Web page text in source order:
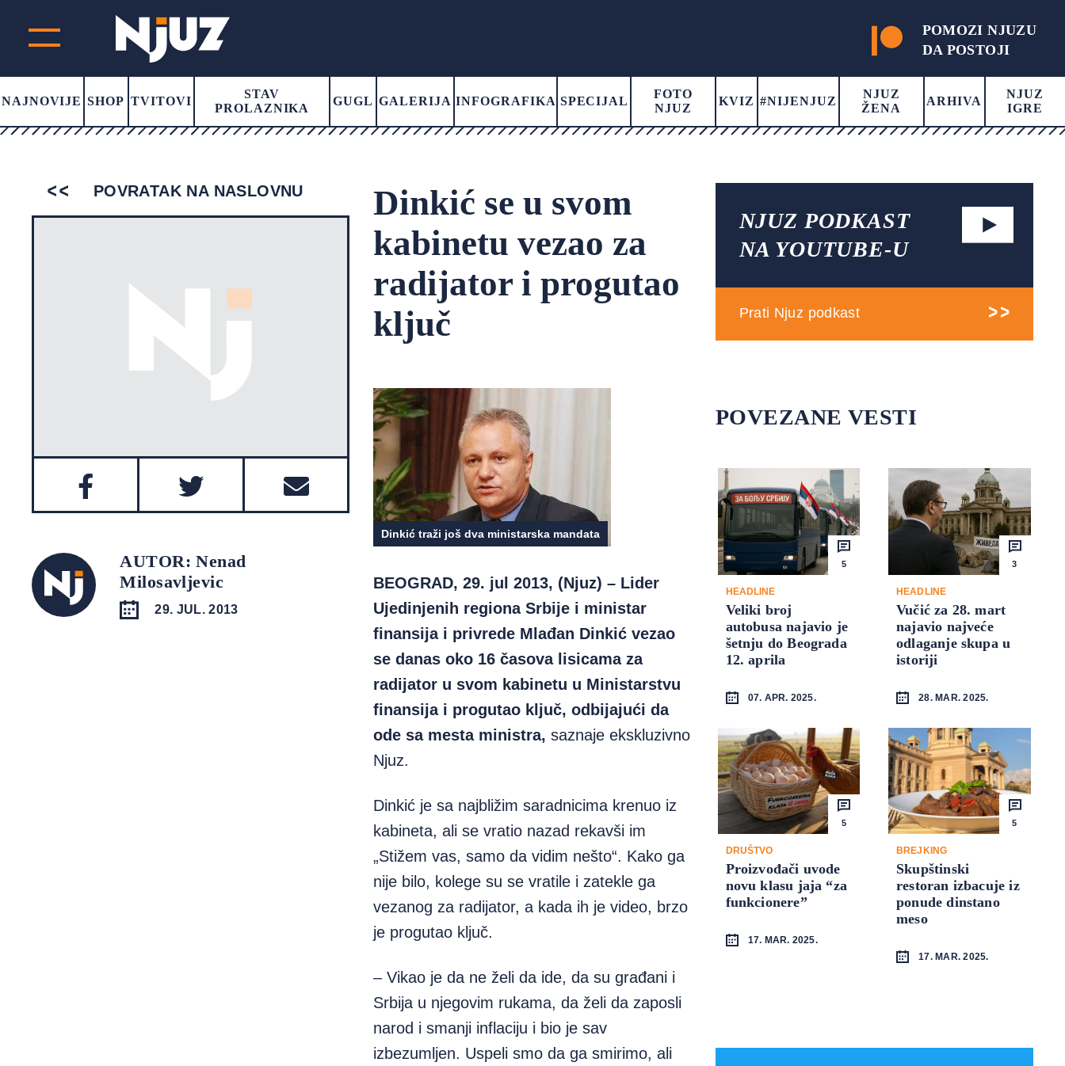
POMOZI NJUZU
DA POSTOJI
NAJNOVIJE SHOP TVITOVI
STAV
PROLAZNIKA
GUGL GALERIJA INFOGRAFIKA SPECIJAL
FOTO
NJUZ
KVIZ #NIJENJUZ
NJUZ
ŽENA
ARHIVA
NJUZ
IGRE
POVRATAK NA NASLOVNU
AUTOR: Nenad
Milosavljevic
29. JUL. 2013
Dinkić se u svom
kabinetu vezao za
radijator i progutao
ključ
Dinkić traži još dva ministarska mandata
BEOGRAD, 29. jul 2013, (Njuz) – Lider
Ujedinjenih regiona Srbije i ministar
finansija i privrede Mlađan Dinkić vezao
se danas oko 16 časova lisicama za
radijator u svom kabinetu u Ministarstvu
finansija i progutao ključ, odbijajući da
ode sa mesta ministra, saznaje ekskluzivno
Njuz.
Dinkić je sa najbližim saradnicima krenuo iz
kabineta, ali se vratio nazad rekavši im
„Stižem vas, samo da vidim nešto“. Kako ga
nije bilo, kolege su se vratile i zatekle ga
vezanog za radijator, a kada ih je video, brzo
je progutao ključ.
– Vikao je da ne želi da ide, da su građani i
Srbija u njegovim rukama, da želi da zaposli
narod i smanji inflaciju i bio je sav
izbezumljen. Uspeli smo da ga smirimo, ali
NJUZ PODKAST
NA YOUTUBE-U
Prati Njuz podkast
POVEZANE VESTI
5
HEADLINE
Veliki broj
autobusa najavio je
šetnju do Beograda
12. aprila
07. APR. 2025.
3
HEADLINE
Vučić za 28. mart
najavio najveće
odlaganje skupa u
istoriji
28. MAR. 2025.
5
DRUŠTVO
Proizvođači uvode
novu klasu jaja “za
funkcionere”
17. MAR. 2025.
5
BREJKING
Skupštinski
restoran izbacuje iz
ponude dinstano
meso
17. MAR. 2025.